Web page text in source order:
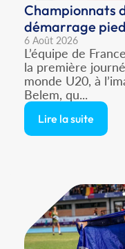
Championnats
démarrage
6 Août 2026
L’équipe de
la première
monde U20, à
Belem, qu...
Lire la suite